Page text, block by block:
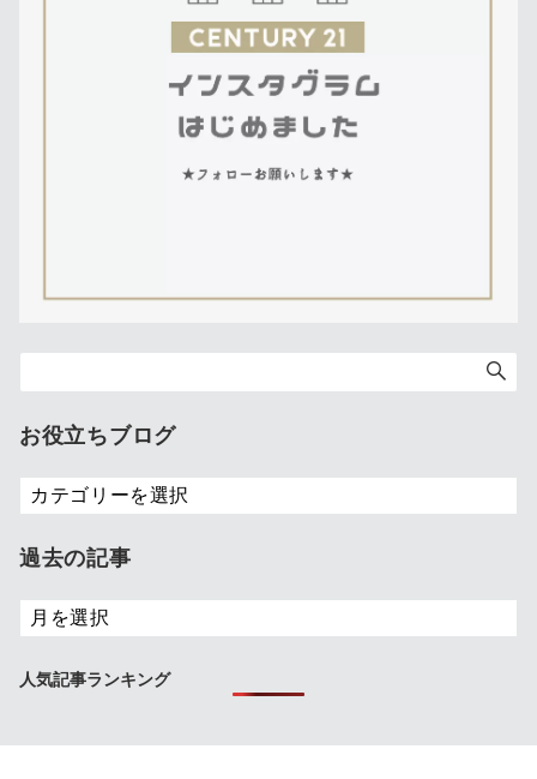
お役立ちブログ
お
役
ち
グ
過去の記事
過
去
記
人気記事ランキング